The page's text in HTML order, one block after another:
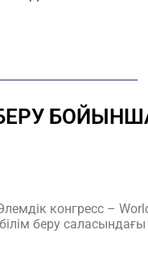
конгресс –
беру саласындағы